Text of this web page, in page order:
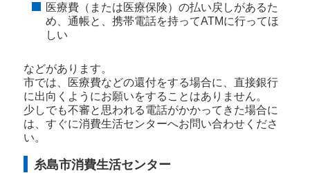
医療費（または医療保険）の払い戻しがあるた
め、通帳と、携帯電話を持ってATMに行ってほ
しい
などがあります。
市では、医療費などの還付をする場合に、直接銀行
に出向くようにお願いをすることはありません。
少しでも不審と思われる電話がかかってきた場合に
は、すぐに消費生活センターへお問い合わせくださ
い。
糸島市消費生活センター